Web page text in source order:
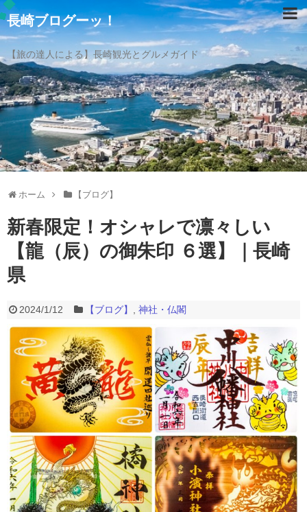
長崎ブログーッ！
【旅の達人による】長崎観光とグルメガイド
ホーム 【ブログ】
新春限定！オシャレで凛々しい
【龍（辰）の御朱印 ６選】｜長崎
県
2024/1/12 【ブログ】 神社・仏閣